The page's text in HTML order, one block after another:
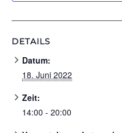
DETAILS
Datum:
18. Juni 2022
Zeit:
14:00 - 20:00